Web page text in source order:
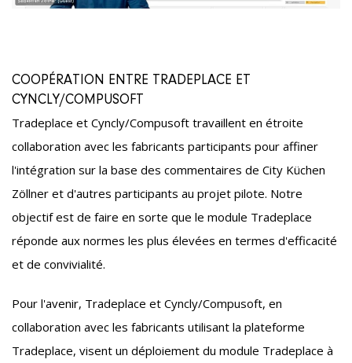
COOPÉRATION ENTRE TRADEPLACE ET
CYNCLY/COMPUSOFT
Tradeplace et Cyncly/Compusoft travaillent en étroite
collaboration avec les fabricants participants pour affiner
l'intégration sur la base des commentaires de City Küchen
Zöllner et d'autres participants au projet pilote. Notre
objectif est de faire en sorte que le module Tradeplace
réponde aux normes les plus élevées en termes d'efficacité
et de convivialité.
Pour l'avenir, Tradeplace et Cyncly/Compusoft, en
collaboration avec les fabricants utilisant la plateforme
Tradeplace, visent un déploiement du module Tradeplace à